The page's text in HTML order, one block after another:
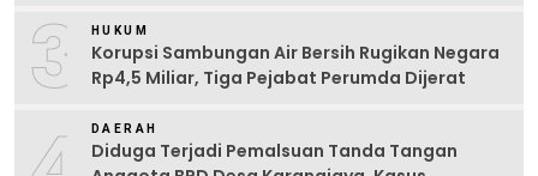
3 HUKUM
Korupsi Sambungan Air Bersih Rugikan Negara
Rp4,5 Miliar, Tiga Pejabat Perumda Dijerat
DAERAH
Diduga Terjadi Pemalsuan Tanda Tangan